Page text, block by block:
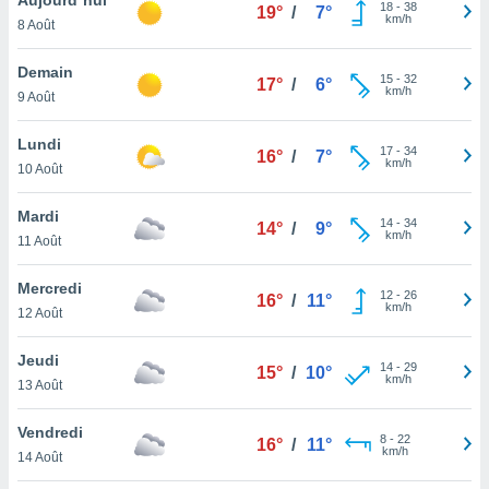
et
»,
au
vous
qu'ils
ou
le
ainsi
un
la
du
8 Août
19° / 7° 18- 38
km/h
Demain
9 Août
17° / 6° 15- 32
km/h
Lundi
10 Août
16° / 7° 17- 34
km/h
Mardi
11 Août
14° / 9° 14- 34
km/h
Mercredi
12 Août
16° / 11° 12- 26
km/h
Jeudi
13 Août
15° / 10° 14- 29
km/h
Vendredi
14 Août
16° / 11° 8- 22
km/h